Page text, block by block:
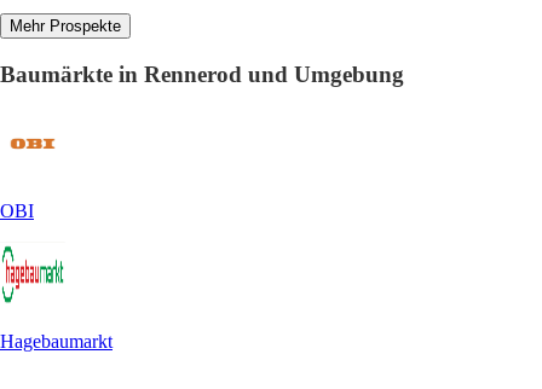
Mehr Prospekte
Baumärkte in Rennerod und Umgebung
OBI
Hagebaumarkt